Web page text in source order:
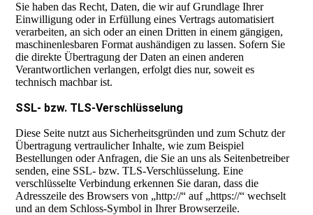
Sie haben das Recht, Daten, die wir auf Grundlage Ihrer
Einwilligung oder in Erfüllung eines Vertrags automatisiert
verarbeiten, an sich oder an einen Dritten in einem gängigen,
maschinenlesbaren Format aushändigen zu lassen. Sofern Sie
die direkte Übertragung der Daten an einen anderen
Verantwortlichen verlangen, erfolgt dies nur, soweit es
technisch machbar ist.
SSL- bzw. TLS-Verschlüsselung
Diese Seite nutzt aus Sicherheitsgründen und zum Schutz der
Übertragung vertraulicher Inhalte, wie zum Beispiel
Bestellungen oder Anfragen, die Sie an uns als Seitenbetreiber
senden, eine SSL- bzw. TLS-Verschlüsselung. Eine
verschlüsselte Verbindung erkennen Sie daran, dass die
Adresszeile des Browsers von „http://“ auf „https://“ wechselt
und an dem Schloss-Symbol in Ihrer Browserzeile.